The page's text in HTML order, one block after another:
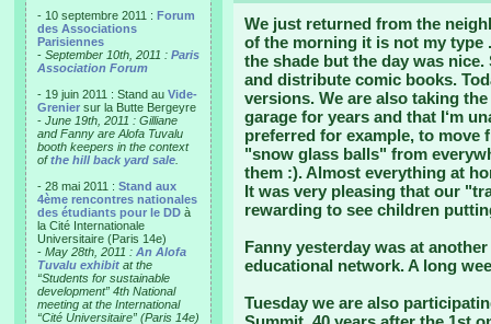
- 10 septembre 2011 : Forum
des Associations
Parisiennes
- September 10th, 2011 : Paris
Association Forum
- 19 juin 2011 : Stand au Vide-
Grenier sur la Butte Bergeyre
- June 19th, 2011 : Gilliane
and Fanny are Alofa Tuvalu
booth keepers in the context
ofthe hill back yard sale
- 28 mai 2011 : Stand aux
4ème rencontres nationales
des étudiants pour le DD à
la Cité Internationale
Universitaire (Paris 14e)
- May 28th, 2011 : An Alofa
Tuvalu exhibit at the
“Students for sustainable
development” 4th National
meeting at the International
“Cité Universitaire” (Paris 14e)
We just returned from the
of the morning it is not my type
the shade but the day was
and distribute comic books.
versions. We are also taking
garage for years and that I‘m
preferred for example, to
"snow glass balls" from
them :). Almost everything at
It was very pleasing that our
rewarding to see children
Fanny yesterday was at
educational network. A long
Tuesday we are also